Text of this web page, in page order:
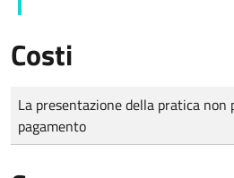
Costi
Tipo di pagamento
Importo
La presentazione della pratica non
pagamento